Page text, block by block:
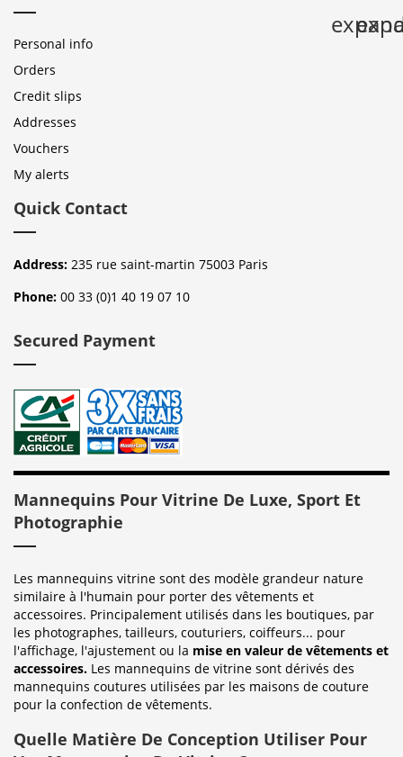
Personal info
Orders
Credit slips
Addresses
Vouchers
My alerts
Quick Contact
Address: 235 rue saint-martin 75003 Paris
Phone: 00 33 (0)1 40 19 07 10
Secured Payment
Mannequins Pour Vitrine De Luxe, Sport Et
Photographie
Les mannequins vitrine sont des modèle grandeur nature
similaire à l'humain pour porter des vêtements et
accessoires. Principalement utilisés dans les boutiques, par
les photographes, tailleurs, couturiers, coiffeurs... pour
l'affichage, l'ajustement ou la mise en valeur de vêtements et
accessoires. Les mannequins de vitrine sont dérivés des
mannequins coutures utilisées par les maisons de couture
pour la confection de vêtements.
Quelle Matière De Conception Utiliser Pour